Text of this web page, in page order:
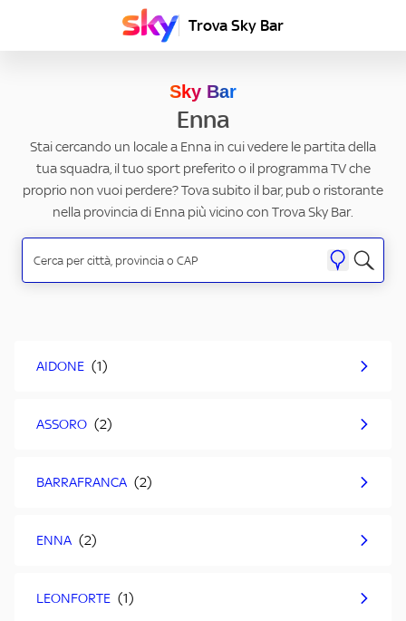
Trova Sky Bar
Sky Bar
Enna
Stai cercando un locale a Enna in cui vedere le partita della
tua squadra, il tuo sport preferito o il programma TV che
proprio non vuoi perdere? Tova subito il bar, pub o ristorante
nella provincia di Enna più vicino con Trova Sky Bar.
AIDONE
ASSORO
BARRAFRANCA
ENNA
LEONFORTE